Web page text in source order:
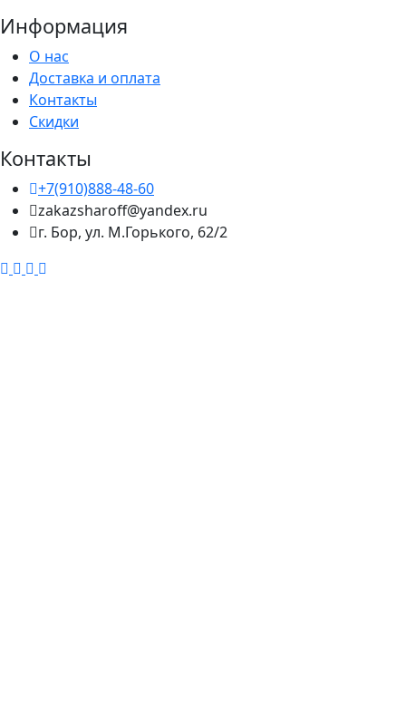
Информация
О нас
Доставка и оплата
Контакты
Скидки
Контакты
+7(910)888-48-60
zakazsharoff@yandex.ru
г. Бор, ул. М.Горького, 62/2